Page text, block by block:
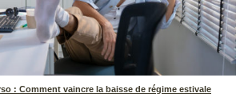
: Comment vaincre la baisse de régime estivale